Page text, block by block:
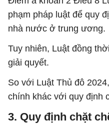
phạm pháp luật để quy
nhà nước ở trung ương.
Tuy nhiên, Luật đồng
giải quyết.
So với Luật Thủ đô
chính khác với quy định
3. Quy định chặt